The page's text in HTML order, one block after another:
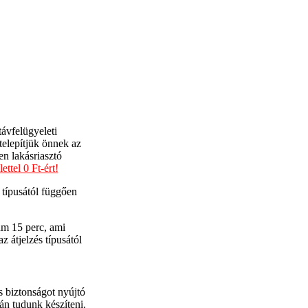
önnek az
lakásriasztó
0 Ft-ért!
függően
15 perc, ami
átjelzés típusától
biztonságot nyújtó
tudunk készíteni.